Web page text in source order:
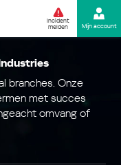
Incident
melden
Mijn account
branches. Onze
met succes
omvang of